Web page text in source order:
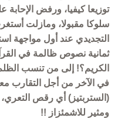
توزيعا كيفيا، ورفض
سلوكا مقبولا، ومازلت
التجديدي عند أول مواجهة
ثمانية نصوص ظالمة في
الكريم؟! إلى من تنسب
في الآخر من أجل التقارب
(الستربتيز) أي رقص
ومثير للاشمئزاز !!